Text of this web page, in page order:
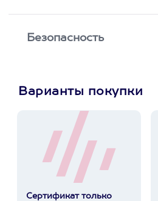
Безопасность
Варианты покупки
Сертификат только